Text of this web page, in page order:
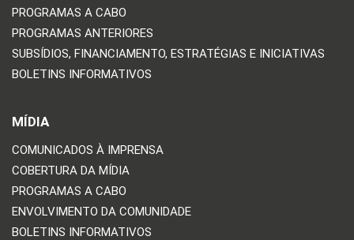
PROGRAMAS A CABO
PROGRAMAS ANTERIORES
SUBSÍDIOS, FINANCIAMENTO, ESTRATÉGIAS E INICIATIVAS
BOLETINS INFORMATIVOS
MÍDIA
COMUNICADOS À IMPRENSA
COBERTURA DA MÍDIA
PROGRAMAS A CABO
ENVOLVIMENTO DA COMUNIDADE
BOLETINS INFORMATIVOS